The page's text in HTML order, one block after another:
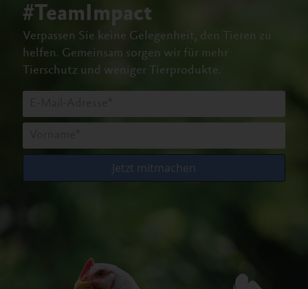
#TeamImpact
Verpassen Sie keine Gelegenheit, den Tieren zu
helfen. Gemeinsam sorgen wir für mehr
Tierschutz und weniger Tierprodukte.